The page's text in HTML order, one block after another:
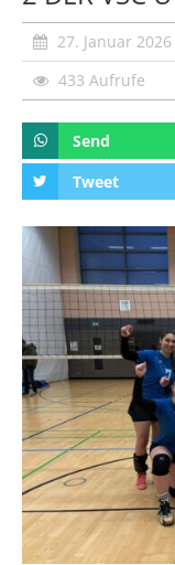
27. Januar 2026
433 Aufrufe
Send
Tweet